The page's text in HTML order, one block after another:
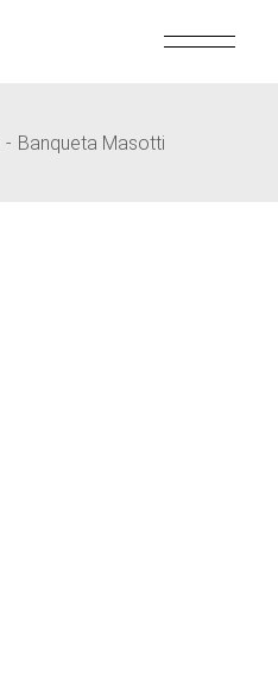
Banqueta Masotti